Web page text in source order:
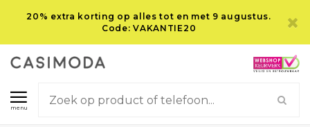
20% extra korting op alles tot en met 9 augustus.
Code: VAKANTIE20
menu